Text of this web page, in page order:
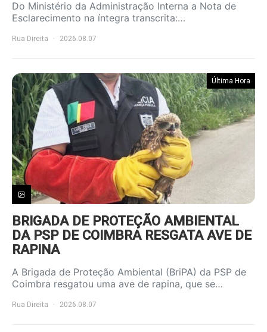
Do Ministério da Administração Interna a Nota de
Esclarecimento na íntegra transcrita:…
Rua Direita 2026.08.07
Última Hora
BRIGADA DE PROTEÇÃO AMBIENTAL
DA PSP DE COIMBRA RESGATA AVE DE
RAPINA
A Brigada de Proteção Ambiental (BriPA) da PSP de
Coimbra resgatou uma ave de rapina, que se…
Rua Direita 2026.08.07